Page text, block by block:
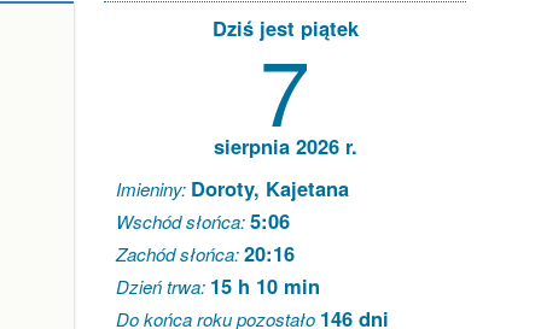
Dziś jest piątek
7
sierpnia 2026 r.
Imieniny: Doroty, Kajetana
Wschód słońca:5:06
Zachód słońca:20:16
Dzień trwa: 15 h 10 min
Do końca roku pozostało 146 dni